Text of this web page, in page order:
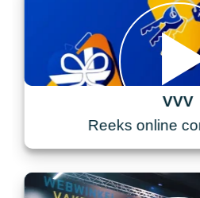
VVV
Reeks online